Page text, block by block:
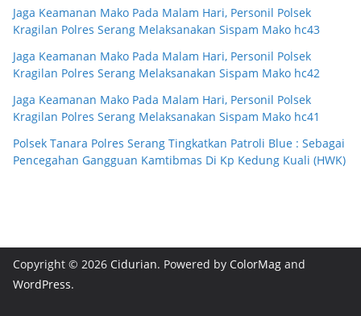
Jaga Keamanan Mako Pada Malam Hari, Personil Polsek
Kragilan Polres Serang Melaksanakan Sispam Mako hc43
Jaga Keamanan Mako Pada Malam Hari, Personil Polsek
Kragilan Polres Serang Melaksanakan Sispam Mako hc42
Jaga Keamanan Mako Pada Malam Hari, Personil Polsek
Kragilan Polres Serang Melaksanakan Sispam Mako hc41
Polsek Tanara Polres Serang Tingkatkan Patroli Blue : Sebagai
Pencegahan Gangguan Kamtibmas Di Kp Kedung Kuali (HWK)
Copyright © 2026 Cidurian. Powered by ColorMag and
WordPress.